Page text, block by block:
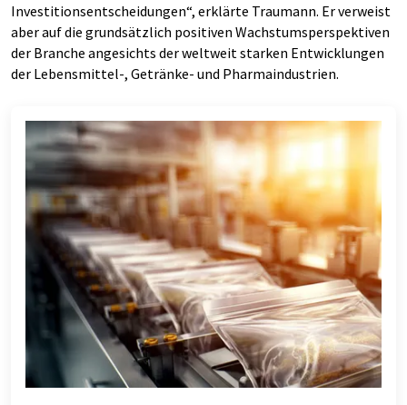
Investitionsentscheidungen“, erklärte Traumann. Er verweist
aber auf die grundsätzlich positiven Wachstumsperspektiven
der Branche angesichts der weltweit starken Entwicklungen
der Lebensmittel-, Getränke- und Pharmaindustrien.